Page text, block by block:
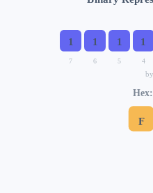
1
7
1
6
1
5
1
4
F